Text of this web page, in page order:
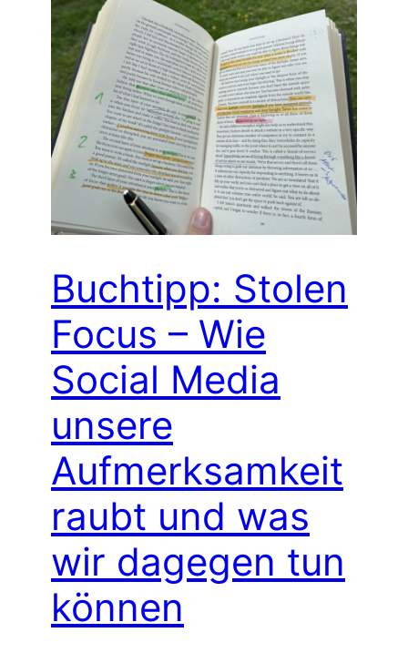
Buchtipp: Stolen
Focus – Wie
Social Media
unsere
Aufmerksamkeit
raubt und was
wir dagegen tun
können